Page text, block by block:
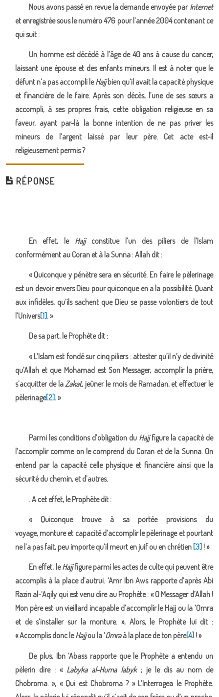
Nous avons passé en revue la demande envoyée par Internet
et enregistrée sous le numéro 476 pour l’année 2004 contenant ce
qui suit :
Un homme est décédé à l’âge de 40 ans à cause du cancer,
laissant une épouse et des enfants mineurs. Il est à noter que le
défunt n’a pas accompli leHajjbien qu’il avait la capacité physique
et financière de le faire. Après son décès, l’une de ses sœurs a
accompli, à ses propres frais, cette obligation religieuse en sa
faveur, ayant par-là la bonne intention de ne pas priver les
mineurs de l’argent laissé par leur père. Cet acte est-il
religieusement permis ?
RÉPONSE
En effet, le Hajjconstitue l’un des piliers de l’Islam
conformément au Coran et à la Sunna : Allah dit :
« Quiconque y pénètre sera en sécurité. En faire le pèlerinage
est un devoir envers Dieu pour quiconque en a la possibilité. Quant
aux infidèles, qu’ils sachent que Dieu se passe volontiers de tout
l’Univers[1]. »
De sa part, le Prophète dit :
« L’Islam est fondé sur cinq piliers : attester qu’il n’y de divinité
qu’Allah et que Mohamad est Son Messager, accomplir la prière,
s’acquitter de laZakat, jeûner le mois de Ramadan, et effectuer le
pèlerinage[2]. »
Parmi les conditions d’obligation du Hajjfigure la capacité de
l’accomplir comme on le comprend du Coran et de la Sunna. On
entend par la capacité celle physique et financière ainsi que la
sécurité du chemin, et d’autres.
. A cet effet, le Prophète dit :
« Quiconque trouve à sa portée provisions du
voyage, monture et capacité d’accomplir le pèlerinage et pourtant
ne l’a pas fait, peu importe qu’il meurt en juif ou en chrétien[3]! »
En effet, leHajjfigure parmi les actes de culte qui peuvent être
accomplis à la place d’autrui. ‘Amr Ibn Aws rapporte d’après Abi
Razin al-‘Aqily qui est venu dire au Prophète : « O Messager d’Allah !
Mon père est un vieillard incapable d’accomplir le Hajj ou la ‘Omra
et de s’installer sur la monture. », Alors, le Prophète lui dit :
« Accomplis donc leHajjou la ‘Omraà la place de ton père[4]! »
De plus, Ibn ‘Abass rapporte que le Prophète a entendu un
pèlerin dire : « Labyka al-Huma labyk; je le dis au nom de
Chobroma. », « Qui est Chobroma ? » L’Interrogea le Prophète.